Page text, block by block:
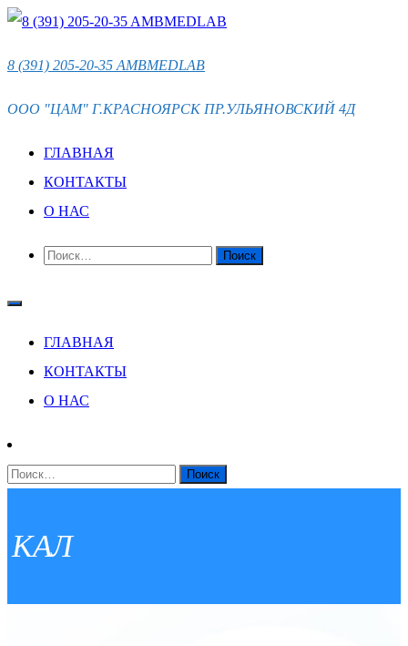
ПЕРЕЙТИ
8 (391) 205-20-35 AMBMEDLAB
ООО "ЦАМ" Г.КРАСНОЯРСК ПР.УЛЬЯНОВСКИЙ 4Д
ГЛАВНАЯ
КОНТАКТЫ
О НАС
НАЙТИ:
ГЛАВНАЯ
КОНТАКТЫ
О НАС
НАЙТИ:
КАЛ